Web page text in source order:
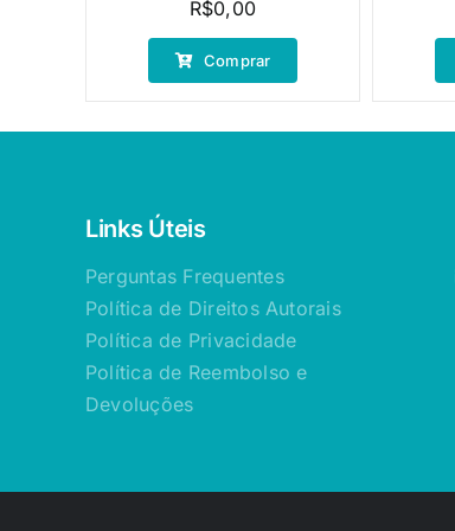
R$0,00
Comprar
Links Úteis
Perguntas Frequentes
Política de Direitos Autorais
Política de Privacidade
Política de Reembolso e
Devoluções